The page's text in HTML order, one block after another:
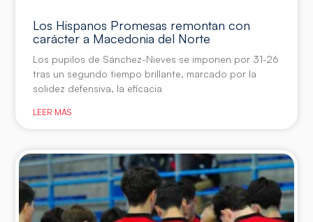
Los Hispanos Promesas remontan con
carácter a Macedonia del Norte
Los pupilos de Sánchez-Nieves se imponen por 31-26
tras un segundo tiempo brillante, marcado por la
solidez defensiva, la eficacia
LEER MÁS